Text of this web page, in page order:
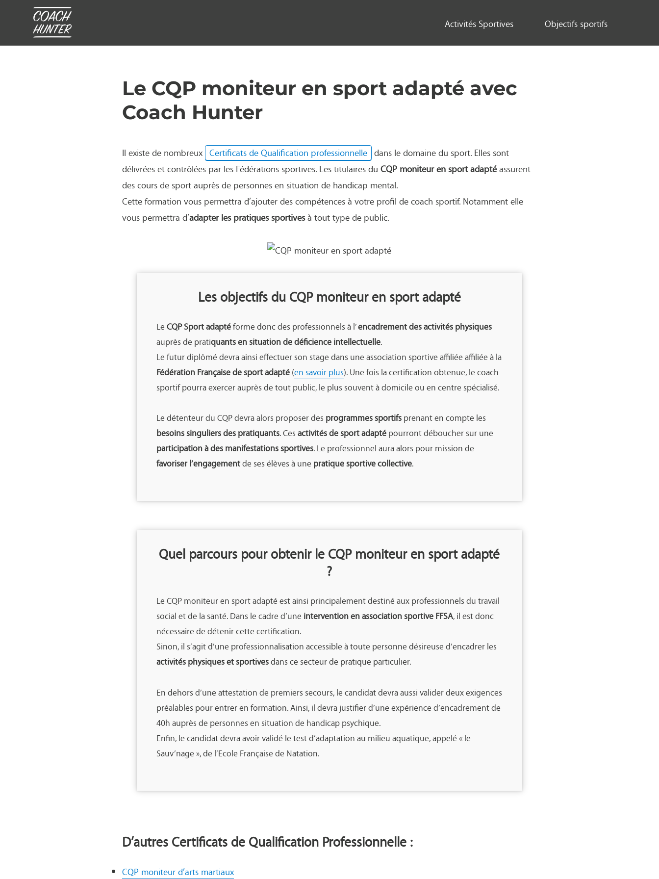
Activités Sportives Objectifs sportifs
Le CQP moniteur en sport adapté avec
Coach Hunter
Il existe de nombreux Certificats de Qualification professionnelle dans le domaine du sport. Elles sont
délivrées et contrôlées par les Fédérations sportives. Les titulaires du CQP moniteur en sport adaptéassurent
des cours de sport auprès de personnes en situation de handicap mental.
Cette formation vous permettra d’ajouter des compétences à votre profil de coach sportif. Notamment elle
vous permettra d’adapter les pratiques sportivesà tout type de public.
Les objectifs du CQP moniteur en sport adapté
LeCQP Sport adaptéforme donc des professionnels à l’encadrement des activités physiques
auprès de pratiquants en situation de déficience intellectuelle.
Le futur diplômé devra ainsi effectuer son stage dans une association sportive affiliée affiliée à la
Fédération Française de sport adapté(en savoir plus). Une fois la certification obtenue, le coach
sportif pourra exercer auprès de tout public, le plus souvent à domicile ou en centre spécialisé.
Le détenteur du CQP devra alors proposer des programmes sportifsprenant en compte les
besoins singuliers des pratiquants. Cesactivités de sport adaptépourront déboucher sur une
participation à des manifestations sportives. Le professionnel aura alors pour mission de
favoriser l’engagementde ses élèves à une pratique sportive collective.
Quel parcours pour obtenir le CQP moniteur en sport adapté
?
Le CQP moniteur en sport adapté est ainsi principalement destiné aux professionnels du travail
social et de la santé. Dans le cadre d’une intervention en association sportive FFSA, il est donc
nécessaire de détenir cette certification.
Sinon, il s’agit d’une professionnalisation accessible à toute personne désireuse d’encadrer les
activités physiques et sportivesdans ce secteur de pratique particulier.
En dehors d’une attestation de premiers secours, le candidat devra aussi valider deux exigences
préalables pour entrer en formation. Ainsi, il devra justifier d’une expérience d’encadrement de
40h auprès de personnes en situation de handicap psychique.
Enfin, le candidat devra avoir validé le test d’adaptation au milieu aquatique, appelé « le
Sauv’nage », de l’Ecole Française de Natation.
D’autres Certificats de Qualification Professionnelle :
CQP moniteur d’arts martiaux